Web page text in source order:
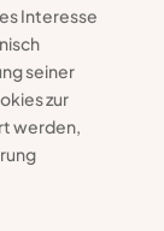
Interesse
seiner
zur
werden,